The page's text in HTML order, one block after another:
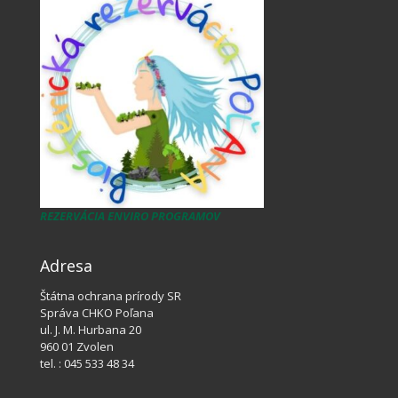
REZERVÁCIA ENVIRO PROGRAMOV
Adresa
Štátna ochrana prírody SR
Správa CHKO Poľana
ul. J. M. Hurbana 20
960 01 Zvolen
tel. : 045 533 48 34